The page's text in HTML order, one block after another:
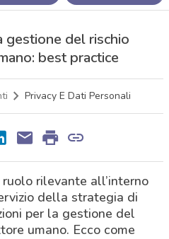
del rischio
best practice
Privacy E Dati Personali
rilevante all’interno
della strategia di
per la gestione del
umano. Ecco come